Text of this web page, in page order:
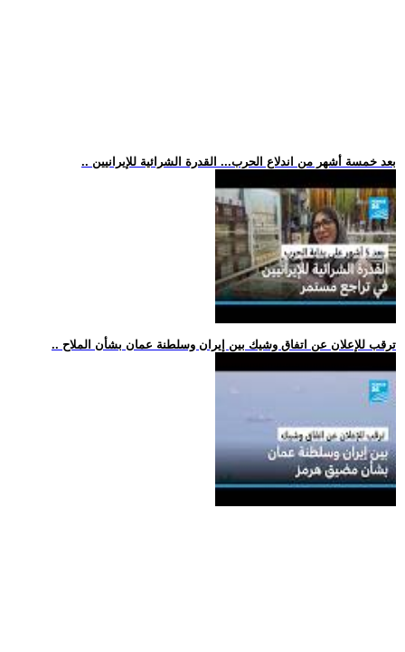
.. بعد خمسة أشهر من اندلاع الحرب... القدرة الشرائية للإيرانيين
.. ترقب للإعلان عن اتفاق وشيك بين إيران وسلطنة عمان بشأن الملاح